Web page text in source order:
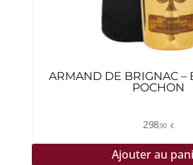
ARMAND DE BRIGNAC –
POCHON
298,90 €
Ajouter au